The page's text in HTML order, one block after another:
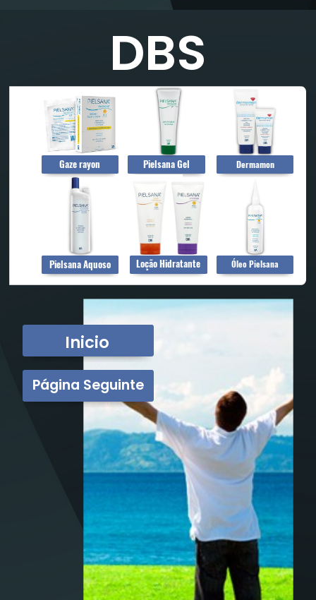
DBS
Pielsana Gel
Pielsana Aquoso
Gaze rayon
Loção Hidratante
Dermamon
Óleo Pielsana
Inicio
Página Seguinte